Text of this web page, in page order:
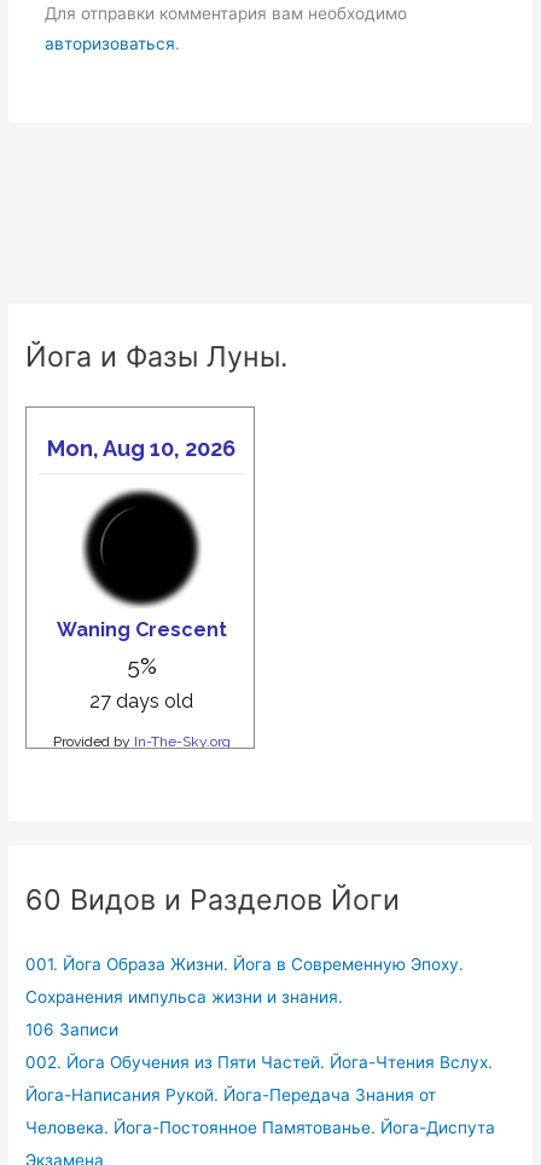
Для отправки комментария вам необходимо
авторизоваться.
Йога и Фазы Луны.
60 Видов и Разделов Йоги
001. Йога Образа Жизни. Йога в Современную Эпоху.
Сохранения импульса жизни и знания.
106 Записи
002. Йога Обучения из Пяти Частей. Йога-Чтения Вслух.
Йога-Написания Рукой. Йога-Передача Знания от
Человека. Йога-Постоянное Памятованье. Йога-Диспута
Экзамена